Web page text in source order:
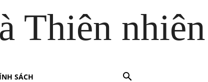
Thiên nhiên
SÁCH